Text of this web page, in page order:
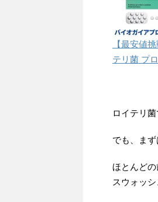
【最安値
テリ菌 プ
ロイテリ
でも、まず
ほとんど
スウォッ